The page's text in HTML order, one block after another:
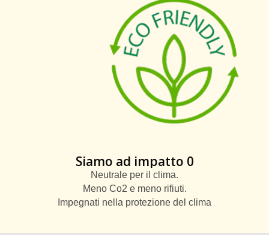
Siamo ad impatto 0
Neutrale per il clima.
Meno Co2 e meno rifiuti.
Impegnati nella protezione del clima